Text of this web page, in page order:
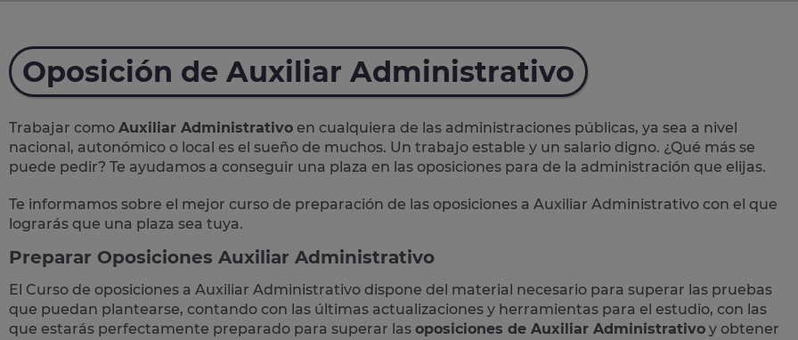
Oposición de Auxiliar Administrativo
Trabajar como Auxiliar Administrativo en cualquiera de las administraciones públicas, ya sea a nivel
nacional, autonómico o local es el sueño de muchos. Un trabajo estable y un salario digno. ¿Qué más se
puede pedir? Te ayudamos a conseguir una plaza en las oposiciones para de la administración que elijas.
Te informamos sobre el mejor curso de preparación de las oposiciones a Auxiliar Administrativo con el que
lograrás que una plaza sea tuya.
Preparar Oposiciones Auxiliar Administrativo
El Curso de oposiciones a Auxiliar Administrativo dispone del material necesario para superar las pruebas
que puedan plantearse, contando con las últimas actualizaciones y herramientas para el estudio, con las
que estarás perfectamente preparado para superar las oposiciones de Auxiliar Administrativo y obtener